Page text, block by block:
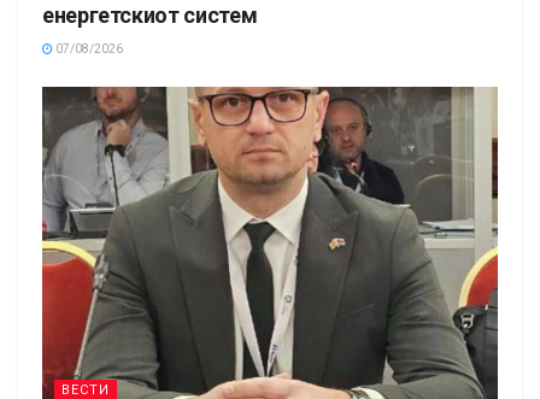
енергетскиот систем
07/08/2026
ВЕСТИ